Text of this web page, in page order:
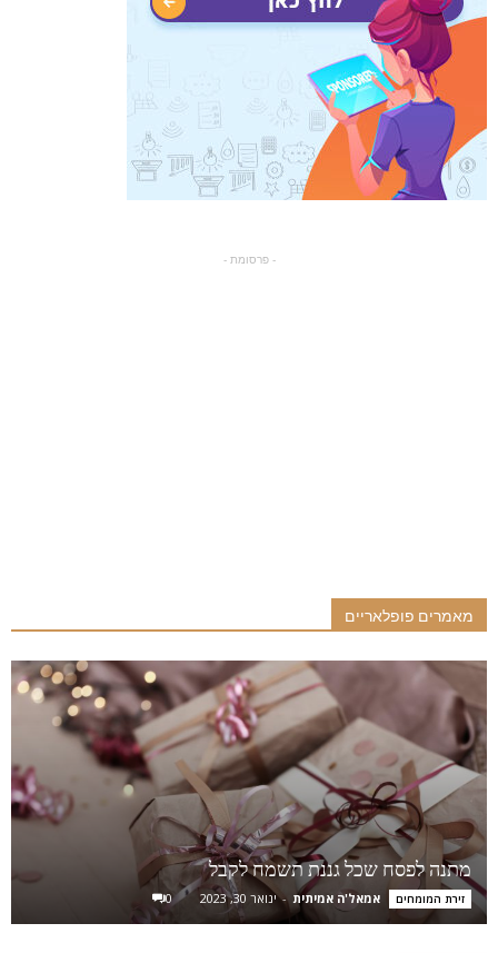
- פרסומת -
מאמרים פופלאריים
מתנה לפסח שכל גננת תשמח לקבל
זירת המומחים אמאל'ה אמיתית - ינואר 30, 2023 0